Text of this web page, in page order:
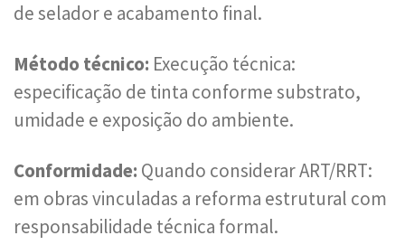
de selador e acabamento final.
Método técnico: Execução técnica:
especificação de tinta conforme substrato,
umidade e exposição do ambiente.
Conformidade: Quando considerar ART/RRT:
em obras vinculadas a reforma estrutural com
responsabilidade técnica formal.